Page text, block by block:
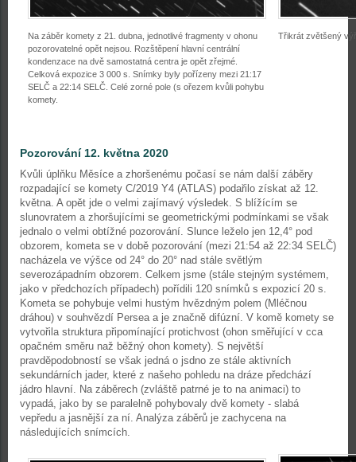
Na záběr komety z 21. dubna, jednotlivé fragmenty v ohonu
pozorovatelné opět nejsou. Rozštěpení hlavní centrální
kondenzace na dvě samostatná centra je opět zřejmé.
Celková expozice 3 000 s. Snímky byly pořízeny mezi 21:17
SELČ a 22:14 SELČ. Celé zorné pole (s ořezem kvůli pohybu
komety.
Třikrát zvětšený
Pozorování 12. května 2020
Kvůli úplňku Měsíce a zhoršenému počasí se nám další záběry
rozpadající se komety C/2019 Y4 (ATLAS) podařilo získat až 12.
května. A opět jde o velmi zajímavý výsledek. S blížícím se
slunovratem a zhoršujícími se geometrickými podmínkami se však
jednalo o velmi obtížné pozorování. Slunce leželo jen 12,4° pod
obzorem, kometa se v době pozorování (mezi 21:54 až 22:34 SELČ)
nacházela ve výšce od 24° do 20° nad stále světlým
severozápadním obzorem. Celkem jsme (stále stejným systémem,
jako v předchozích případech) pořídili 120 snímků s expozicí 20 s.
Kometa se pohybuje velmi hustým hvězdným polem (Mléčnou
dráhou) v souhvězdí Persea a je značně difúzní. V komě komety se
vytvořila struktura připomínající protichvost (ohon směřující v cca
opačném směru naž běžný ohon komety). S největší
pravděpodobností se však jedná o jsdno ze stále aktivních
sekundárních jader, které z našeho pohledu na dráze předchází
jádro hlavní. Na záběrech (zvláště patrné je to na animaci) to
vypadá, jako by se paralelně pohybovaly dvě komety - slabá
vepředu a jasnější za ní. Analýza záběrů je zachycena na
následujících snímcích.